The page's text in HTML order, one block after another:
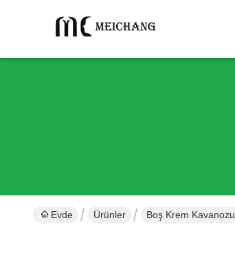
Evde Ürünler Boş Krem Kavanozu